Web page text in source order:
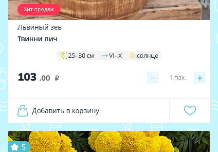
Хит продаж
Львиный зев
Твинни пич
25–30 см VI–X солнце
103 .00 i − +
1 пак.
Добавить в корзину
5